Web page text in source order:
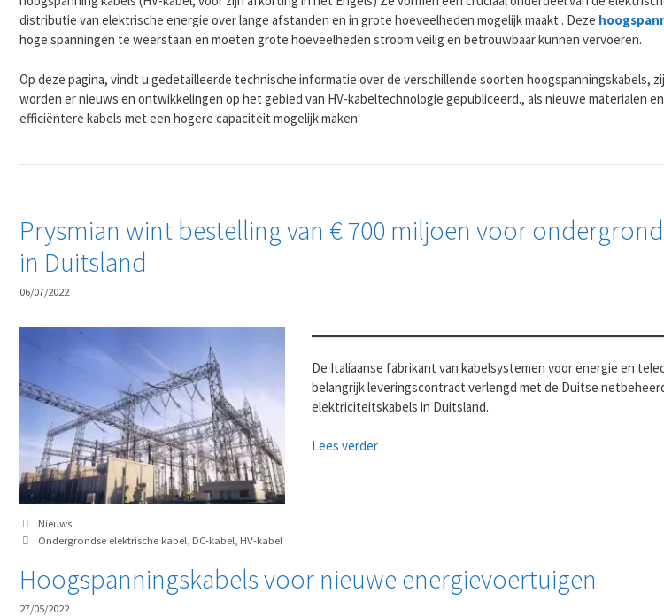
distributie van elektrische energie over lange afstanden en in grote hoeveelheden mogelijk maakt.. Deze
hoge spanningen te weerstaan ​​en moeten grote hoeveelheden stroom veilig en betrouwbaar kunnen vervoeren.
Op deze pagina, vindt u gedetailleerde technische informatie over de verschillende soorten hoogspanningskabels,
worden er nieuws en ontwikkelingen op het gebied van HV-kabeltechnologie gepubliceerd., als nieuwe materialen
efficiëntere kabels met een hogere capaciteit mogelijk maken.
Prysmian wint bestelling van € 700 miljoen voor
in Duitsland
06/07/2022
De Italiaanse fabrikant van kabelsystemen voor energie en
belangrijk leveringscontract verlengd met de Duitse
elektriciteitskabels in Duitsland.
Lees verder
Categorieën
Nieuws
Tags
Ondergrondse elektrische kabel DC-kabel HV-kabel
Hoogspanningskabels voor nieuwe energievoertuigen
27/05/2022